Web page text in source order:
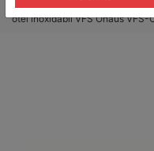
Platforme cantarire
otel inoxidabil VFS Ohaus VFS-